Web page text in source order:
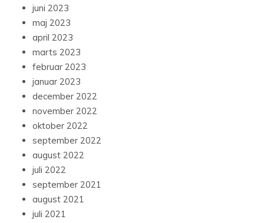
juni 2023
maj 2023
april 2023
marts 2023
februar 2023
januar 2023
december 2022
november 2022
oktober 2022
september 2022
august 2022
juli 2022
september 2021
august 2021
juli 2021